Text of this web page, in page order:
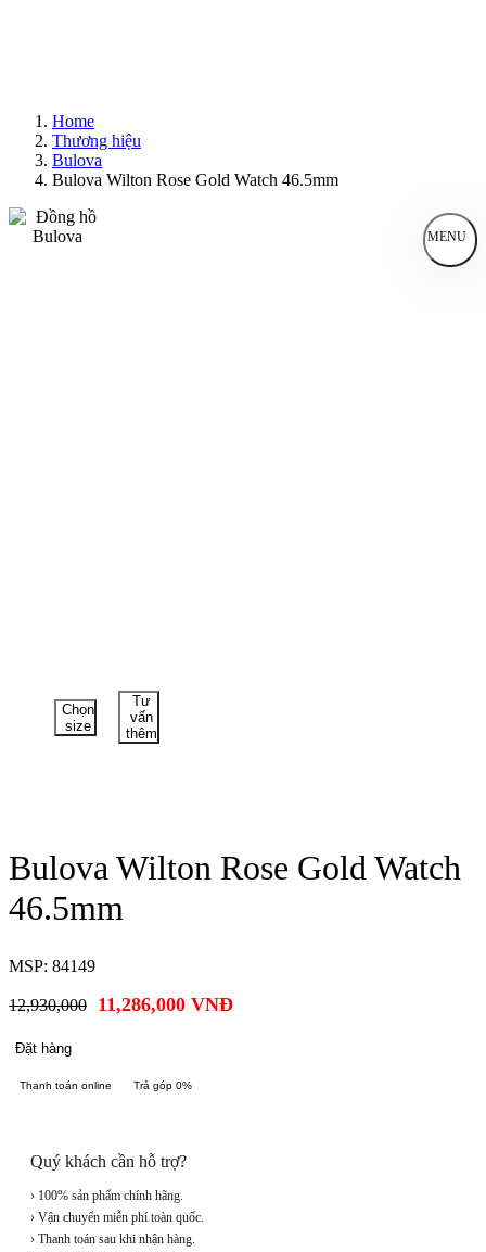
Home
Thương hiệu
Bulova
Bulova Wilton Rose Gold Watch 46.5mm
MENU
Chọn
size
Tư
vấn
thêm
Bulova Wilton Rose Gold Watch
46.5mm
MSP: 84149
12,930,000 11,286,000 VNĐ
Đặt hàng
Thanh toán online Trả góp 0%
Quý khách cần hỗ trợ?
› 100% sản phẩm chính hãng.
› Vận chuyển miễn phí toàn quốc.
› Thanh toán sau khi nhận hàng.